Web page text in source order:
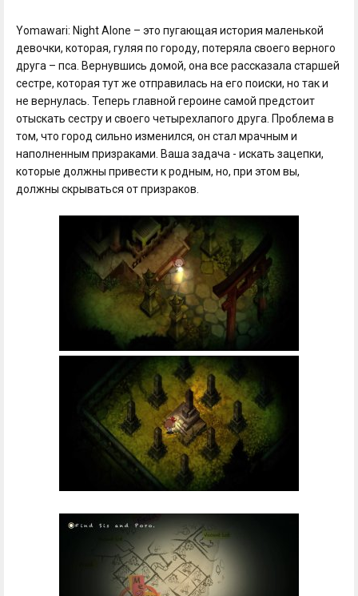
Yomawari: Night Alone – это пугающая история маленькой
девочки, которая, гуляя по городу, потеряла своего верного
друга – пса. Вернувшись домой, она все рассказала старшей
сестре, которая тут же отправилась на его поиски, но так и
не вернулась. Теперь главной героине самой предстоит
отыскать сестру и своего четырехлапого друга. Проблема в
том, что город сильно изменился, он стал мрачным и
наполненным призраками. Ваша задача - искать зацепки,
которые должны привести к родным, но, при этом вы,
должны скрываться от призраков.